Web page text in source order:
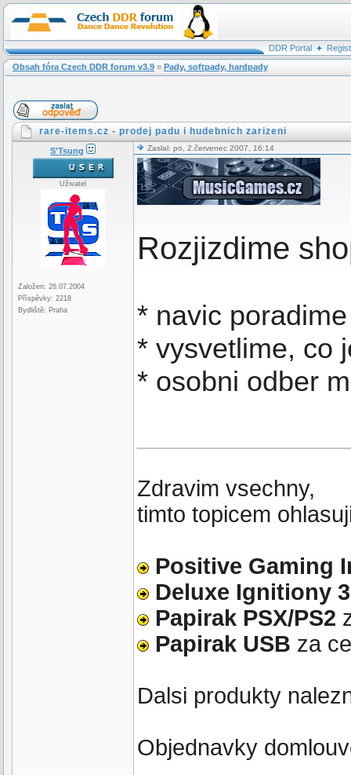
DDR Portal
Obsah fóra Czech DDR forum v3.9 » Pady, softpady, hardpady
rare-items.cz - prodej padu i hudebnich zarizeni
S'Tsung
Uživatel
Založen: 26.07.2004
Příspěvky: 2218
Bydliště: Praha
Zaslal: po, 2.červenec 2007, 16:14
Rozjizdime
* navic
* vysvetlime, co
* osobni odber
Zdravim vsechny,
timto topicem
Positive Gaming
Deluxe Ignitiony
Papirak PSX/PS2
Papirak USB za
Dalsi produkty
Objednavky